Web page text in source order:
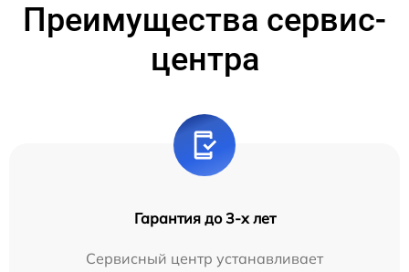
Преимущества сервис-
центра
Гарантия до 3-х лет
Сервисный центр устанавливает